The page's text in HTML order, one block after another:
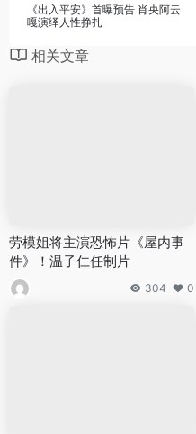
《出入平安》首曝预告 肖央阿云
嘎演绎人性挣扎
相关文章
劳模姐将主演恐怖片《屋内事
件》！温子仁任制片
304 0